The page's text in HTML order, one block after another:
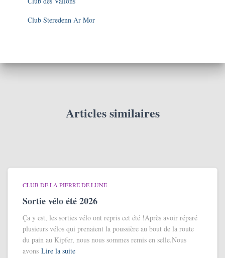
Club Steredenn Ar Mor
Articles similaires
CLUB DE LA PIERRE DE LUNE
Sortie vélo été 2026
Ça y est, les sorties vélo ont repris cet été !Après avoir réparé
plusieurs vélos qui prenaient la poussière au bout de la route
du pain au Kipfer, nous nous sommes remis en selle.Nous
avons Lire la suite